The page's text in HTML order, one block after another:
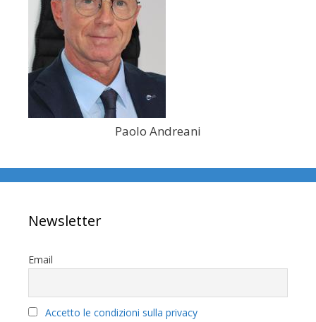
Paolo Andreani
Newsletter
Email
Accetto le condizioni sulla privacy